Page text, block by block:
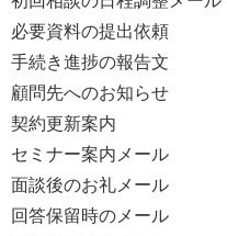
必要資料の提出依頼
手続き進捗の報告文
顧問先へのお知らせ
契約更新案内
セミナー案内メール
面談後のお礼メール
回答保留時のメール